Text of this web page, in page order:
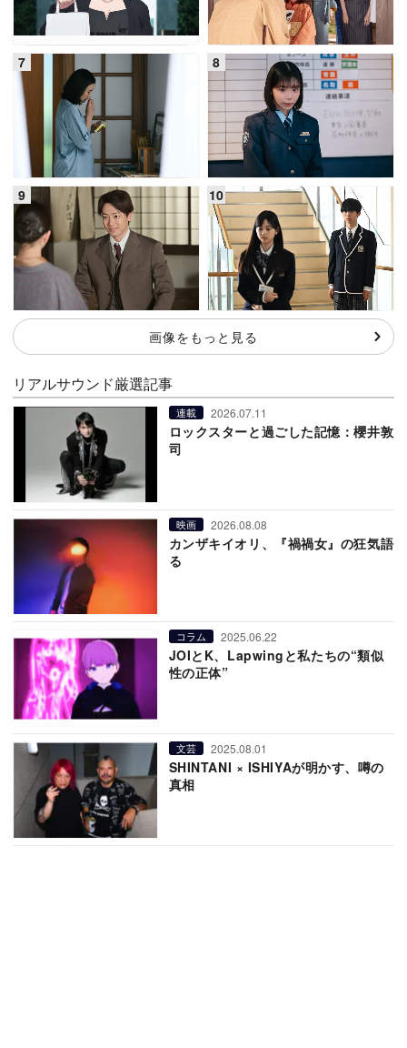
画像をもっと見る
リアルサウンド厳選記事
連載 2026.07.11
ロックスターと過ごした記憶：櫻井敦
司
映画 2026.08.08
カンザキイオリ、『禍禍女』の狂気語
る
コラム 2025.06.22
JOIとK、Lapwingと私たちの“類似
性の正体”
文芸 2025.08.01
SHINTANI × ISHIYAが明かす、噂の
真相